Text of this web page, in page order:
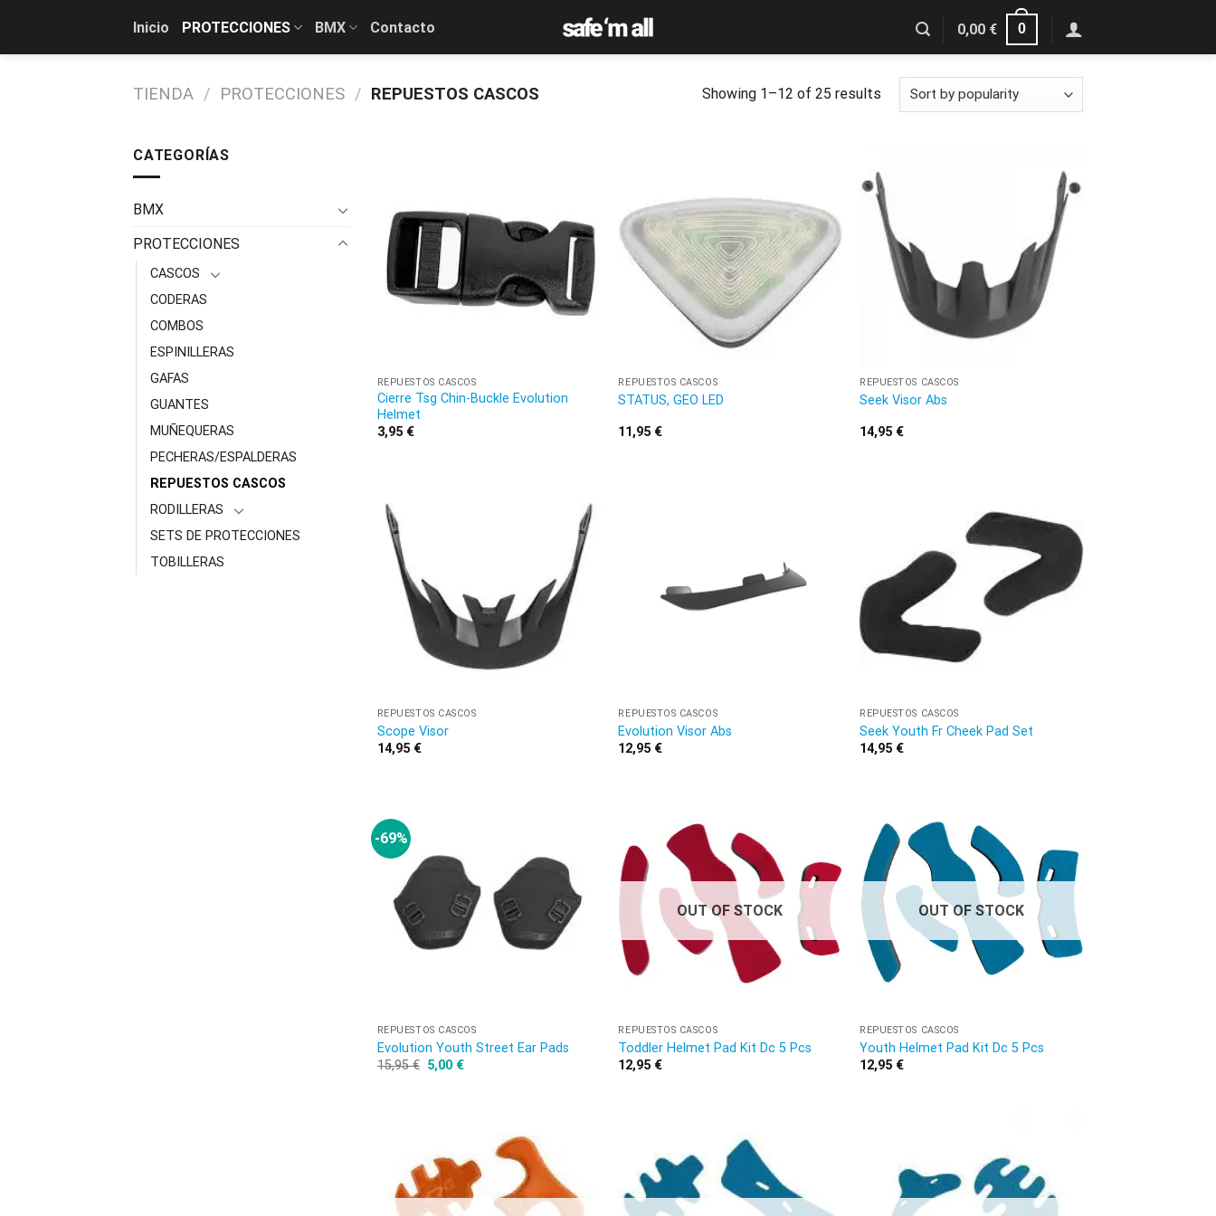
content
Inicio PROTECCIONES BMX Contacto 0,00 € 0
TIENDA / PROTECCIONES / REPUESTOS CASCOS Showing 1–12 of 25 results
CATEGORÍAS
BMX
PROTECCIONES
CASCOS
CODERAS
COMBOS
ESPINILLERAS
GAFAS
GUANTES
MUÑEQUERAS
PECHERAS/ESPALDERAS
REPUESTOS CASCOS
RODILLERAS
SETS DE PROTECCIONES
TOBILLERAS
REPUESTOS CASCOS
Cierre Tsg Chin-Buckle Evolution
Helmet
3,95 €
REPUESTOS CASCOS
STATUS, GEO LED
11,95 €
REPUESTOS CASCOS
Seek Visor Abs
14,95 €
REPUESTOS CASCOS
Scope Visor
14,95 €
REPUESTOS CASCOS
Evolution Visor Abs
12,95 €
REPUESTOS CASCOS
Seek Youth Fr Cheek Pad Set
14,95 €
-69%
REPUESTOS CASCOS
Evolution Youth Street Ear Pads
15,95€ 5,00 €
OUT OF STOCK
REPUESTOS CASCOS
Toddler Helmet Pad Kit Dc 5 Pcs
12,95 €
OUT OF STOCK
REPUESTOS CASCOS
Youth Helmet Pad Kit Dc 5 Pcs
12,95 €